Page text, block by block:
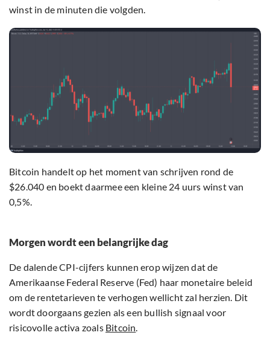
winst in de minuten die volgden.
Bitcoin handelt op het moment van schrijven rond de
$26.040 en boekt daarmee een kleine 24 uurs winst van
0,5%.
Morgen wordt een belangrijke dag
De dalende CPI-cijfers kunnen erop wijzen dat de
Amerikaanse Federal Reserve (Fed) haar monetaire beleid
om de rentetarieven te verhogen wellicht zal herzien. Dit
wordt doorgaans gezien als een bullish signaal voor
risicovolle activa zoals Bitcoin